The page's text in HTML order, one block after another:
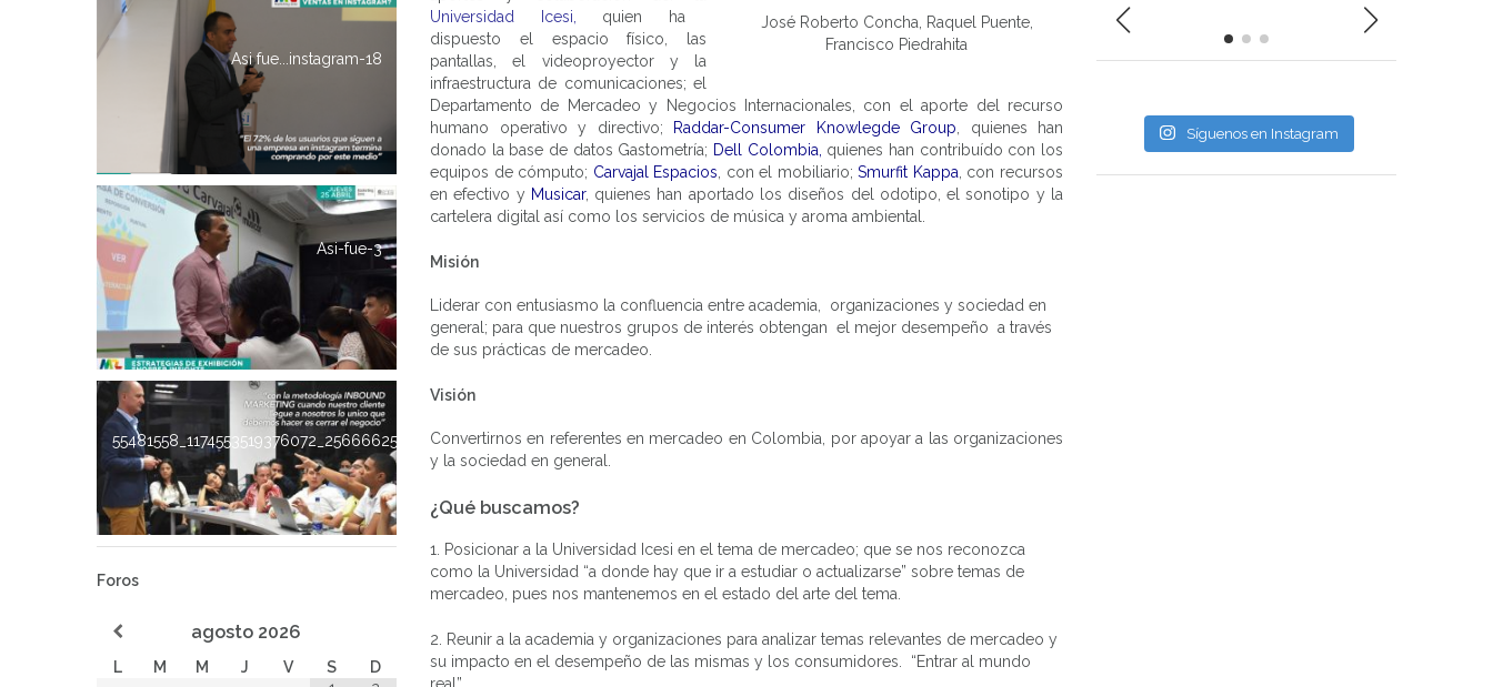
Asi fue...instagram-18
Asi-fue-3
55481558_1174553519376072_256666257766481920_n
Foros
agosto 2026
L M M J V S
D
José Roberto Concha, Raquel Puente,
Francisco Piedrahita
Universidad Icesi, quien ha
dispuesto el espacio físico, las
pantallas, el videoproyector y la
infraestructura de comunicaciones; el
Departamento de Mercadeo y Negocios Internacionales, con el aporte del recurso
humano operativo y directivo;
Raddar-Consumer Knowlegde Group, quienes han
donado la base de datos Gastometría; Dell Colombia, quienes han contribuído con los
equipos de cómputo; Carvajal Espacios, con el mobiliario; Smurfit Kappa, con recursos
en efectivo y Musicar, quienes han aportado los diseños del odotipo, el sonotipo y la
cartelera digital así como los servicios de música y aroma ambiental.
Misión
Liderar con entusiasmo la confluencia entre academia, organizaciones y sociedad en
general; para que nuestros grupos de interés obtengan el mejor desempeño a través
de sus prácticas de mercadeo.
Visión
Convertirnos en referentes en mercadeo en Colombia, por apoyar a las organizaciones
y la sociedad en general.
¿Qué buscamos?
1. Posicionar a la Universidad Icesi en el tema de mercadeo; que se nos reconozca
como la Universidad “a donde hay que ir a estudiar o actualizarse” sobre temas de
mercadeo, pues nos mantenemos en el estado del arte del tema.
2. Reunir a la academia y organizaciones para analizar temas relevantes de mercadeo y
su impacto en el desempeño de las mismas y los consumidores. “Entrar al mundo
Síguenos en Instagram